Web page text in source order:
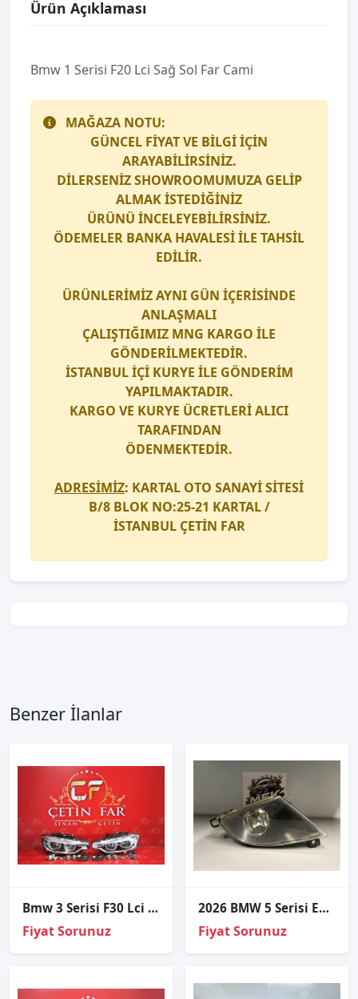
Ürün Açıklaması
Bmw 1 Seri̇si̇ F20 Lci̇ Sağ Sol Far Cami
MAĞAZA NOTU:
GÜNCEL FİYAT VE BİLGİ İÇİN
ARAYABİLİRSİNİZ.
DİLERSENİZ SHOWROOMUMUZA GELİP
ALMAK İSTEDİĞİNİZ
ÜRÜNÜ İNCELEYEBİLİRSİNİZ.
ÖDEMELER BANKA HAVALESİ İLE TAHSİL
EDİLİR.
ÜRÜNLERİMİZ AYNI GÜN İÇERİSİNDE
ANLAŞMALI
ÇALIŞTIĞIMIZ MNG KARGO İLE
GÖNDERİLMEKTEDİR.
İSTANBUL İÇİ KURYE İLE GÖNDERİM
YAPILMAKTADIR.
KARGO VE KURYE ÜCRETLERİ ALICI
TARAFINDAN
ÖDENMEKTEDİR.
ADRESİMİZ: KARTAL OTO SANAYİ SİTESİ
B/8 BLOK NO:25-21 KARTAL /
İSTANBUL ÇETİN FAR
Benzer İlanlar
Bmw 3 Serisi F30 Lci Sağ Sol Far Dolu
Fiyat Sorunuz
2026 BMW 5 Serisi E60 Sağ Sis Farı 7177712
Fiyat Sorunuz